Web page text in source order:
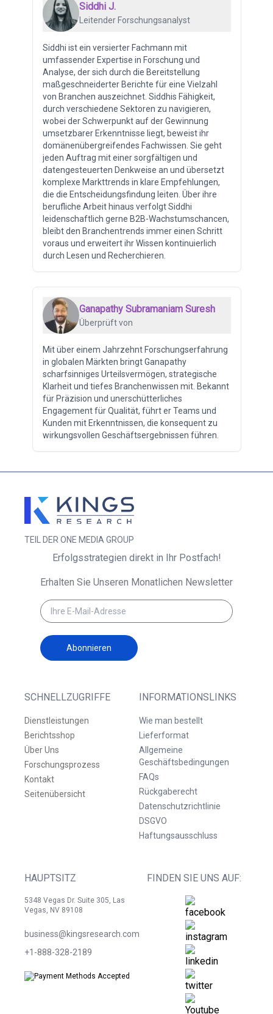
Siddhi J.
Leitender Forschungsanalyst
Siddhi ist ein versierter Fachmann mit
umfassender Expertise in Forschung und
Analyse, der sich durch die Bereitstellung
maßgeschneiderter Berichte für eine Vielzahl
von Branchen auszeichnet. Siddhis Fähigkeit,
durch verschiedene Sektoren zu navigieren,
wobei der Schwerpunkt auf der Gewinnung
umsetzbarer Erkenntnisse liegt, beweist ihr
domänenübergreifendes Fachwissen. Sie geht
jeden Auftrag mit einer sorgfältigen und
datengesteuerten Denkweise an und übersetzt
komplexe Markttrends in klare Empfehlungen,
die die Entscheidungsfindung leiten. Über ihre
berufliche Arbeit hinaus verfolgt Siddhi
leidenschaftlich gerne B2B-Wachstumschancen,
bleibt den Branchentrends immer einen Schritt
voraus und erweitert ihr Wissen kontinuierlich
durch Lesen und Recherchieren.
Ganapathy Subramaniam Suresh
Überprüft von
Mit über einem Jahrzehnt Forschungserfahrung
in globalen Märkten bringt Ganapathy
scharfsinniges Urteilsvermögen, strategische
Klarheit und tiefes Branchenwissen mit. Bekannt
für Präzision und unerschütterliches
Engagement für Qualität, führt er Teams und
Kunden mit Erkenntnissen, die konsequent zu
wirkungsvollen Geschäftsergebnissen führen.
TEIL DER ONE MEDIA GROUP
SCHNELLZUGRIFFE
Dienstleistungen
Berichtsshop
Über Uns
Forschungsprozess
Kontakt
Seitenübersicht
INFORMATIONSLINKS
Wie man bestellt
Lieferformat
Allgemeine
Geschäftsbedingungen
FAQs
Rückgaberecht
Datenschutzrichtlinie
DSGVO
Haftungsausschluss
HAUPTSITZ
5348 Vegas Dr. Suite 305, Las
Vegas, NV 89108
business@kingsresearch.com
+1-888-328-2189
FINDEN SIE UNS AUF:
Erfolgsstrategien direkt in Ihr Postfach!
Erhalten Sie Unseren Monatlichen Newsletter
Abonnieren